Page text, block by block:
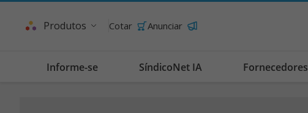
Produtos Cotar Anunciar
Informe-se SíndicoNet IA Fornecedores